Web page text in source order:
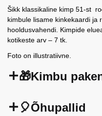
hind
oli:
€50,00.
price
is:
€30,00.
Šikk klassikaline kimp 51-st
kimbule lisame kinkekaardi ja
hooldusvahendi. Kimpide
kotikeste arv – 7 tk.
Foto on illustratiivne.
🎁Kimbu
🎈Õhupallid